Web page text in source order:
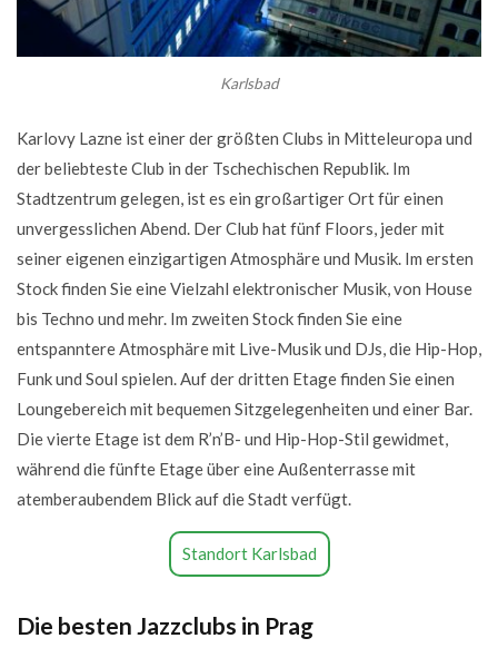
Karlsbad
Karlovy Lazne ist einer der größten Clubs in Mitteleuropa und
der beliebteste Club in der Tschechischen Republik. Im
Stadtzentrum gelegen, ist es ein großartiger Ort für einen
unvergesslichen Abend. Der Club hat fünf Floors, jeder mit
seiner eigenen einzigartigen Atmosphäre und Musik. Im ersten
Stock finden Sie eine Vielzahl elektronischer Musik, von House
bis Techno und mehr. Im zweiten Stock finden Sie eine
entspanntere Atmosphäre mit Live-Musik und DJs, die Hip-Hop,
Funk und Soul spielen. Auf der dritten Etage finden Sie einen
Loungebereich mit bequemen Sitzgelegenheiten und einer Bar.
Die vierte Etage ist dem R’n’B- und Hip-Hop-Stil gewidmet,
während die fünfte Etage über eine Außenterrasse mit
atemberaubendem Blick auf die Stadt verfügt.
Standort Karlsbad
Die besten Jazzclubs in Prag